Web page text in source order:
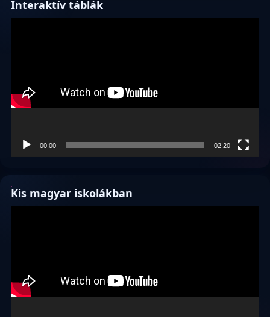
Interaktív táblák
00:00 02:20
Kis magyar iskolákban